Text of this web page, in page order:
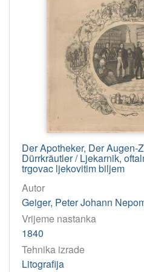
Der Apotheker, Der Augen-
Dürrkräutler / Ljekarnik,
trgovac ljekovitim biljem
Autor
Geiger, Peter Johann
Vrijeme nastanka
1840
Tehnika izrade
Litografija